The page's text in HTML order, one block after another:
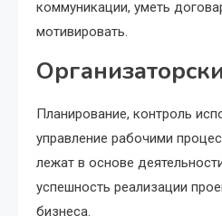
коммуникации, уметь
мотивировать.
Планирование, контроль
управление рабочими
лежат в основе
успешность реализации
бизнеса.